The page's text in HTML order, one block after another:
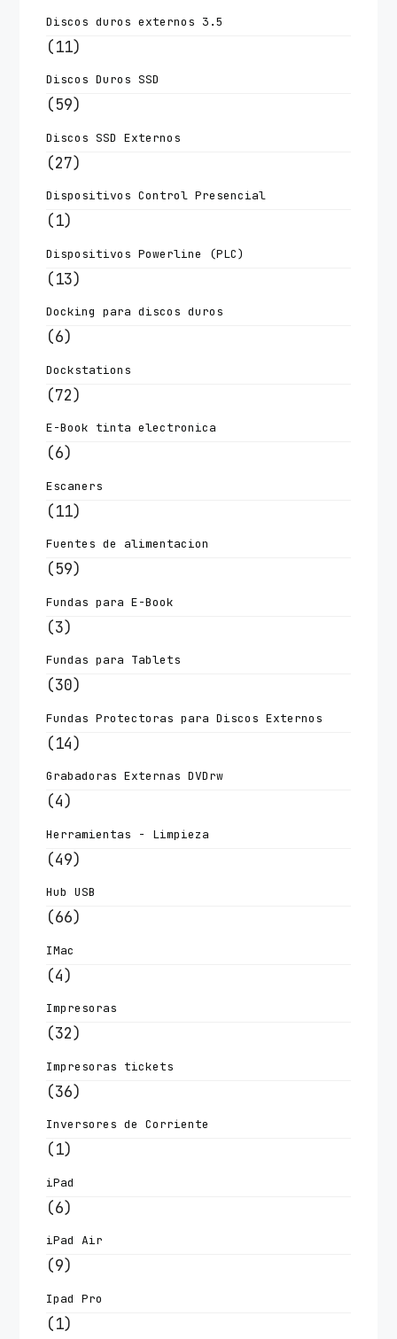
Discos duros externos 3.5
(11)
Discos Duros SSD
(59)
Discos SSD Externos
(27)
Dispositivos Control Presencial
(1)
Dispositivos Powerline (PLC)
(13)
Docking para discos duros
(6)
Dockstations
(72)
E-Book tinta electronica
(6)
Escaners
(11)
Fuentes de alimentacion
(59)
Fundas para E-Book
(3)
Fundas para Tablets
(30)
Fundas Protectoras para Discos Externos
(14)
Grabadoras Externas DVDrw
(4)
Herramientas - Limpieza
(49)
Hub USB
(66)
IMac
(4)
Impresoras
(32)
Impresoras tickets
(36)
Inversores de Corriente
(1)
iPad
(6)
iPad Air
(9)
Ipad Pro
(1)